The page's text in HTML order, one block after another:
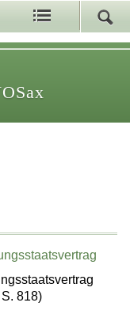
818)